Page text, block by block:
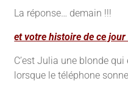
La réponse… demain !!!
et votre histoire de ce jour
C’est Julia une blonde
lorsque le téléphone